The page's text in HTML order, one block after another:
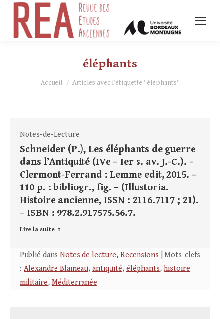
éléphants
Vous êtes ici :
Accueil Articles avec l’étiquette "éléphants"
Notes-de-Lecture
Schneider (P.), Les éléphants de guerre
dans l’Antiquité (IVe – Ier s. av. J.-C.). –
Clermont-Ferrand : Lemme edit, 2015. –
110 p. : bibliogr., fig. – (Illustoria.
Histoire ancienne, ISSN : 2116.7117 ; 21).
– ISBN : 978.2.917575.56.7.
Lire la suite
Publié dans Notes de lecture, Recensions | Mots-clefs
: Alexandre Blaineau, antiquité, éléphants, histoire
militaire, Méditerranée